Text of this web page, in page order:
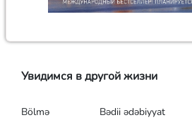
Увидимся в другой жизни
Bölmə Bədii ədəbiyyat